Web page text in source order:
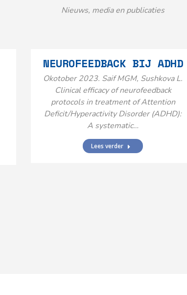
Nieuws, media en publicaties
NEUROFEEDBACK BIJ ADHD
Okotober 2023. Saif MGM, Sushkova L.
Clinical efficacy of neurofeedback
protocols in treatment of Attention
Deficit/Hyperactivity Disorder (ADHD):
A systematic…
Lees verder